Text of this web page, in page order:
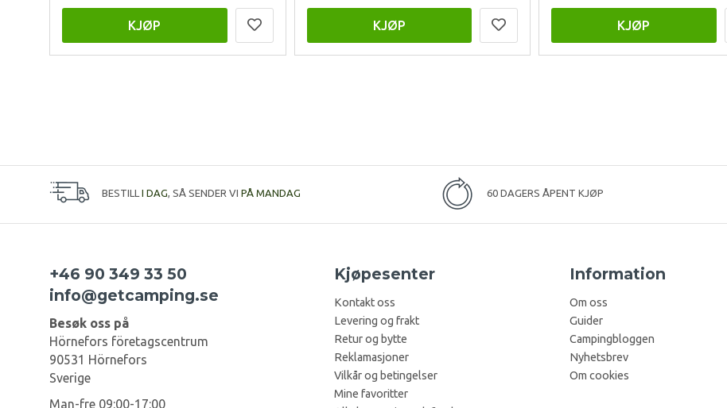
KJØP KJØP KJØP
BESTILL I DAG, SÅ SENDER VI PÅ MANDAG 60 DAGERS ÅPENT KJØP
+46 90 349 33 50
info@getcamping.se
Besøk oss på
Hörnefors företagscentrum
90531 Hörnefors
Sverige
Man-fre 09:00-17:00
Kjøpesenter
Kontakt oss
Levering og frakt
Retur og bytte
Reklamasjoner
Vilkår og betingelser
Mine favoritter
Information
Om oss
Guider
Campingbloggen
Nyhetsbrev
Om cookies